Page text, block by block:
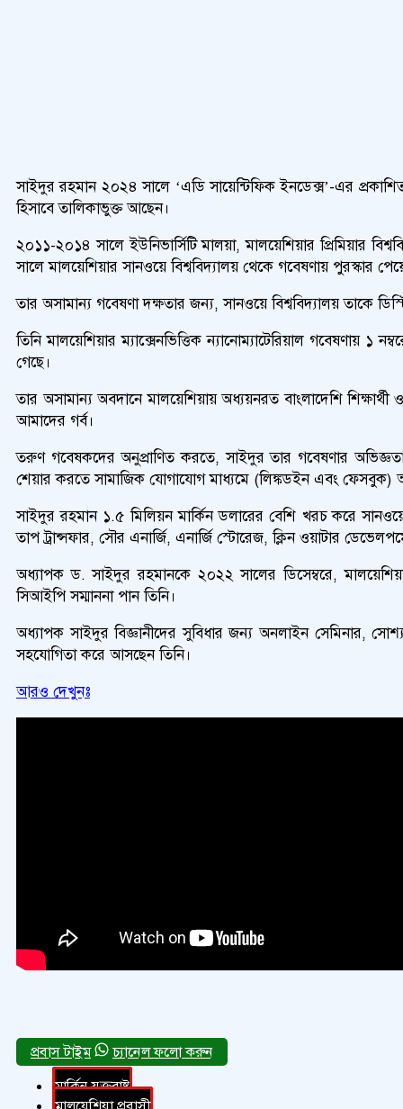
সাইদুর রহমান ২০২৪ সালে ‘এডি সায়েন্টিফিক ইনডেক্স’-এর
হিসাবে তালিকাভুক্ত আছেন।
২০১১-২০১৪ সালে ইউনিভার্সিটি মালয়া, মালয়েশিয়ার প্রিমিয়ার
সালে মালয়েশিয়ার সানওয়ে বিশ্ববিদ্যালয় থেকে গবেষণায় পুরস্কার
তার অসামান্য গবেষণা দক্ষতার জন্য, সানওয়ে বিশ্ববিদ্যালয় তাকে
তিনি মালয়েশিয়ার ম্যাক্সেনভিত্তিক ন্যানোম্যাটেরিয়াল গবেষণায় ১
গেছে।
তার অসামান্য অবদানে মালয়েশিয়ায় অধ্যয়নরত বাংলাদেশি
আমাদের গর্ব।
তরুণ গবেষকদের অনুপ্রাণিত করতে, সাইদুর তার গবেষণার অভিজ্ঞতা
শেয়ার করতে সামাজিক যোগাযোগ মাধ্যমে (লিঙ্কডইন এবং ফেসবুক)
সাইদুর রহমান ১.৫ মিলিয়ন মার্কিন ডলারের বেশি খরচ করে সানওয়ে
তাপ ট্রান্সফার, সৌর এনার্জি, এনার্জি স্টোরেজ, ক্লিন ওয়াটার
অধ্যাপক ড. সাইদুর রহমানকে ২০২২ সালের ডিসেম্বরে,
সিআইপি সম্মাননা পান তিনি।
অধ্যাপক সাইদুর বিজ্ঞানীদের সুবিধার জন্য অনলাইন সেমিনার,
সহযোগিতা করে আসছেন তিনি।
আরও দেখুনঃ
চ্যানেল ফলো করুন
মার্কিন যুক্তরাষ্ট্র